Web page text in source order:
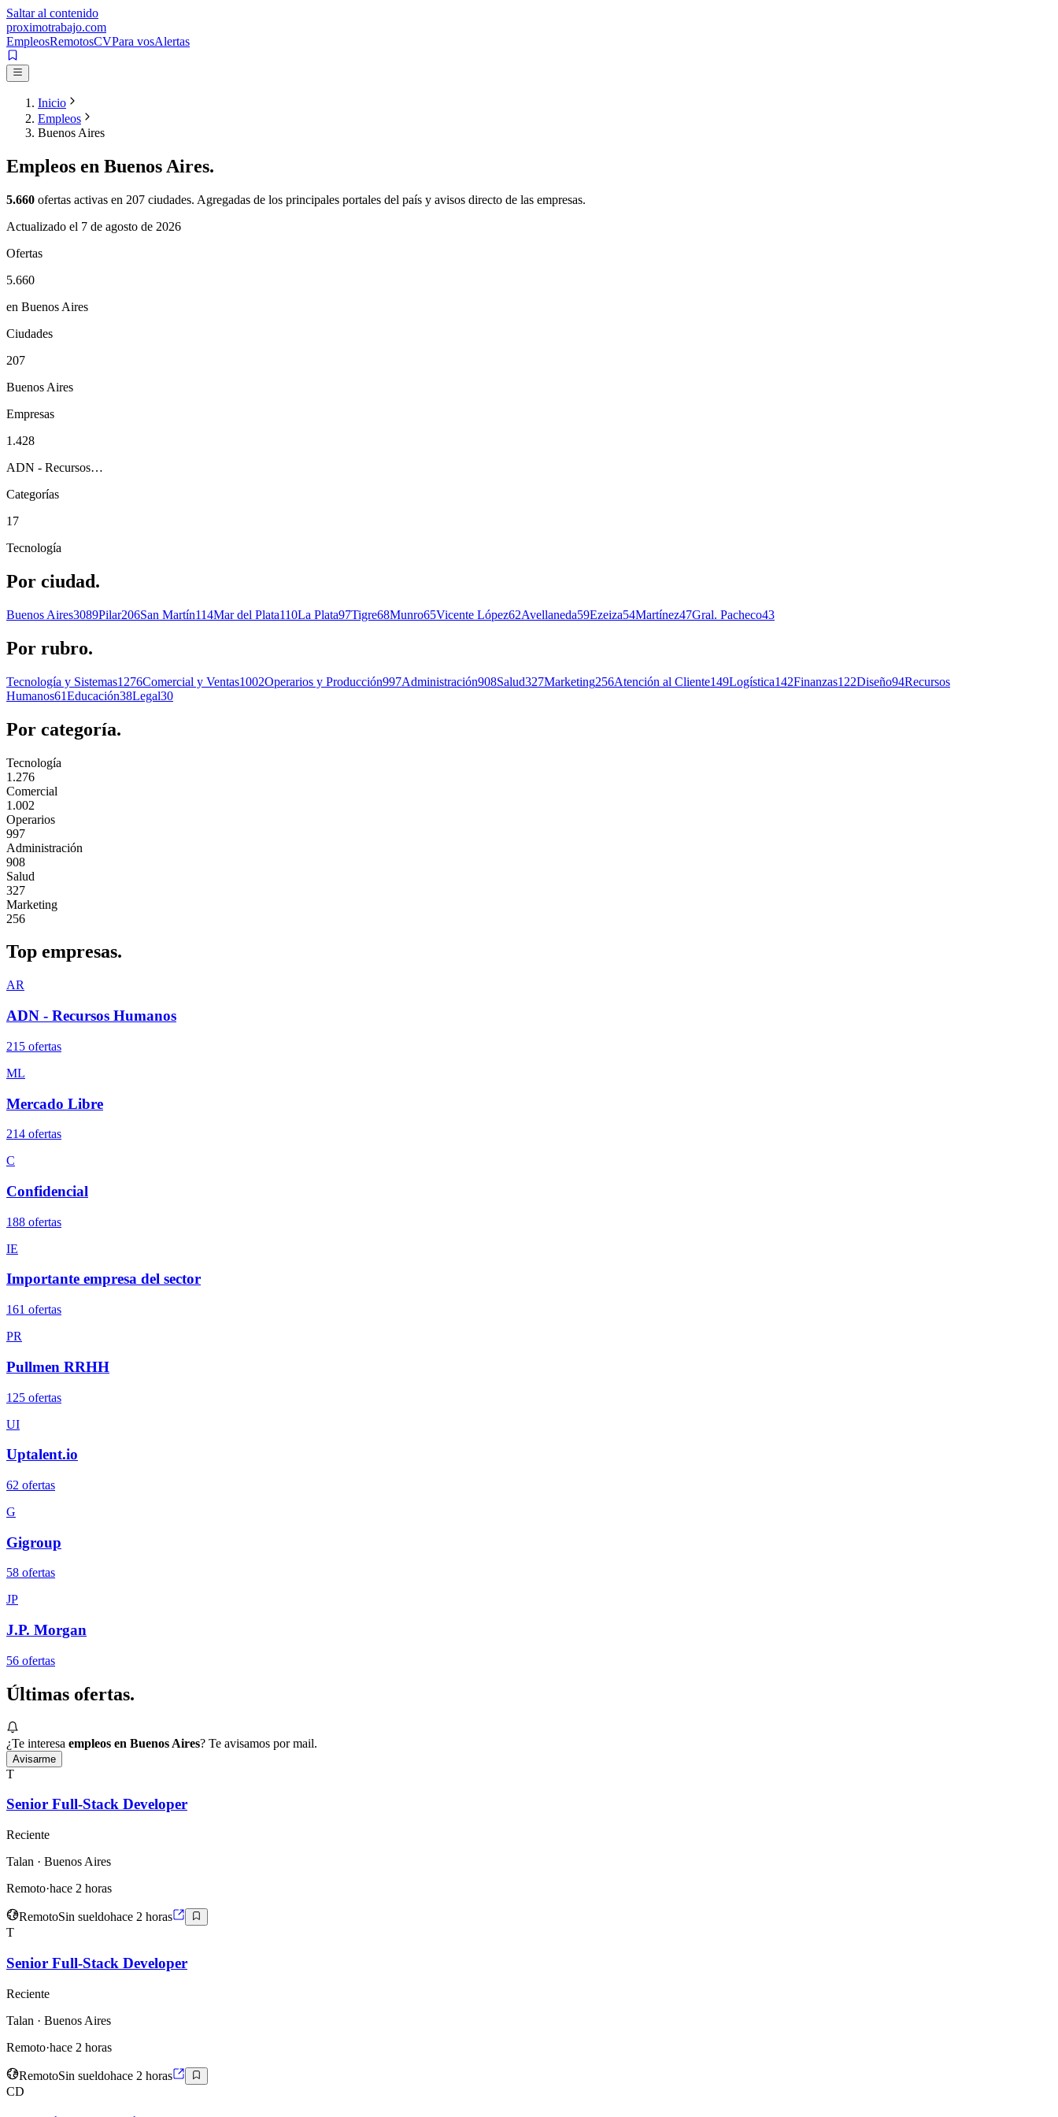
Saltar al contenido
proximotrabajo.com
EmpleosRemotosCVPara vosAlertas
Inicio
Empleos
Buenos Aires
Empleos en Buenos Aires.
5.660 ofertas activas en 207 ciudades. Agregadas de los principales portales del país y avisos directo de las empresas.
Actualizado el 7 de agosto de 2026
Ofertas
5.660
en Buenos Aires
Ciudades
207
Buenos Aires
Empresas
1.428
ADN - Recursos…
Categorías
17
Tecnología
Por ciudad.
Buenos Aires3089Pilar206San Martín114Mar del Plata110La Plata97Tigre68Munro65Vicente López62Avellaneda59Ezeiza54Martínez47Gral. Pacheco43
Por rubro.
Tecnología y Sistemas1276Comercial y Ventas1002Operarios y Producción997Administración908Salud327Marketing256Atención al Cliente149Logística142Finanzas122Diseño94Recursos
Humanos61Educación38Legal30
Por categoría.
Tecnología
1.276
Comercial
1.002
Operarios
997
Administración
908
Salud
327
Marketing
256
Top empresas.
AR
ADN - Recursos Humanos
215 ofertas
ML
Mercado Libre
214 ofertas
C
Confidencial
188 ofertas
IE
Importante empresa del sector
161 ofertas
PR
Pullmen RRHH
125 ofertas
UI
Uptalent.io
62 ofertas
G
Gigroup
58 ofertas
JP
J.P. Morgan
56 ofertas
Últimas ofertas.
¿Te interesa empleos en Buenos Aires? Te avisamos por mail.
Avisarme
T
Senior Full-Stack Developer
Reciente
Talan · Buenos Aires
Remoto·hace 2 horas
RemotoSin sueldohace 2 horas
T
Senior Full-Stack Developer
Reciente
Talan · Buenos Aires
Remoto·hace 2 horas
RemotoSin sueldohace 2 horas
CD